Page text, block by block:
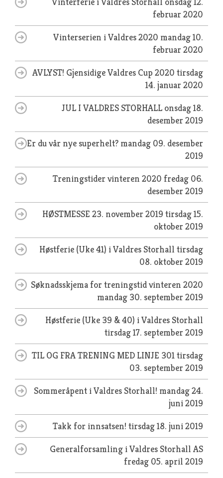
februar 2020
Vinterserien i Valdres 2020 mandag 10.
februar 2020
AVLYST! Gjensidige Valdres Cup 2020 tirsdag
14. januar 2020
JUL I VALDRES STORHALL onsdag 18.
desember 2019
Er du vår nye superhelt? mandag 09. desember
2019
Treningstider vinteren 2020 fredag 06.
desember 2019
HØSTMESSE 23. november 2019 tirsdag 15.
oktober 2019
Høstferie (Uke 41) i Valdres Storhall tirsdag
08. oktober 2019
Søknadsskjema for treningstid vinteren 2020
mandag 30. september 2019
Høstferie (Uke 39 & 40) i Valdres Storhall
tirsdag 17. september 2019
TIL OG FRA TRENING MED LINJE 301tirsdag
03. september 2019
Sommeråpent i Valdres Storhall! mandag 24.
juni 2019
Takk for innsatsen! tirsdag 18. juni 2019
Generalforsamling i Valdres Storhall AS
fredag 05. april 2019